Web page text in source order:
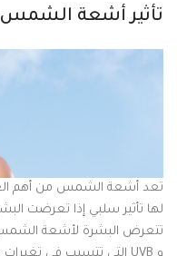
تأثير أشعة الشمس
تعد أشعة الشمس من أهم
لها تأثير سلبي إذا تعرضت